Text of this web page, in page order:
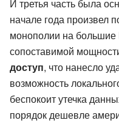
И третья часть была
начале года произвел
монополии на
сопоставимой
доступ, что нанесло
возможность
беспокоит утечка
порядок дешевле